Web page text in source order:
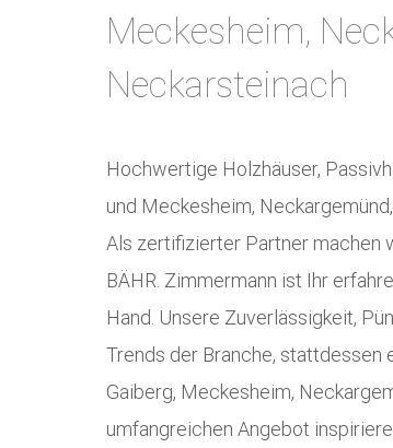
Meckesheim,
Neckarsteinach
Hochwertige Holzhäuser,
und Meckesheim,
Als zertifizierter Partner machen
BÄHR. Zimmermann ist Ihr
Hand. Unsere Zuverlässigkeit,
Trends der Branche, stattdessen
Gaiberg, Meckesheim,
umfangreichen Angebot